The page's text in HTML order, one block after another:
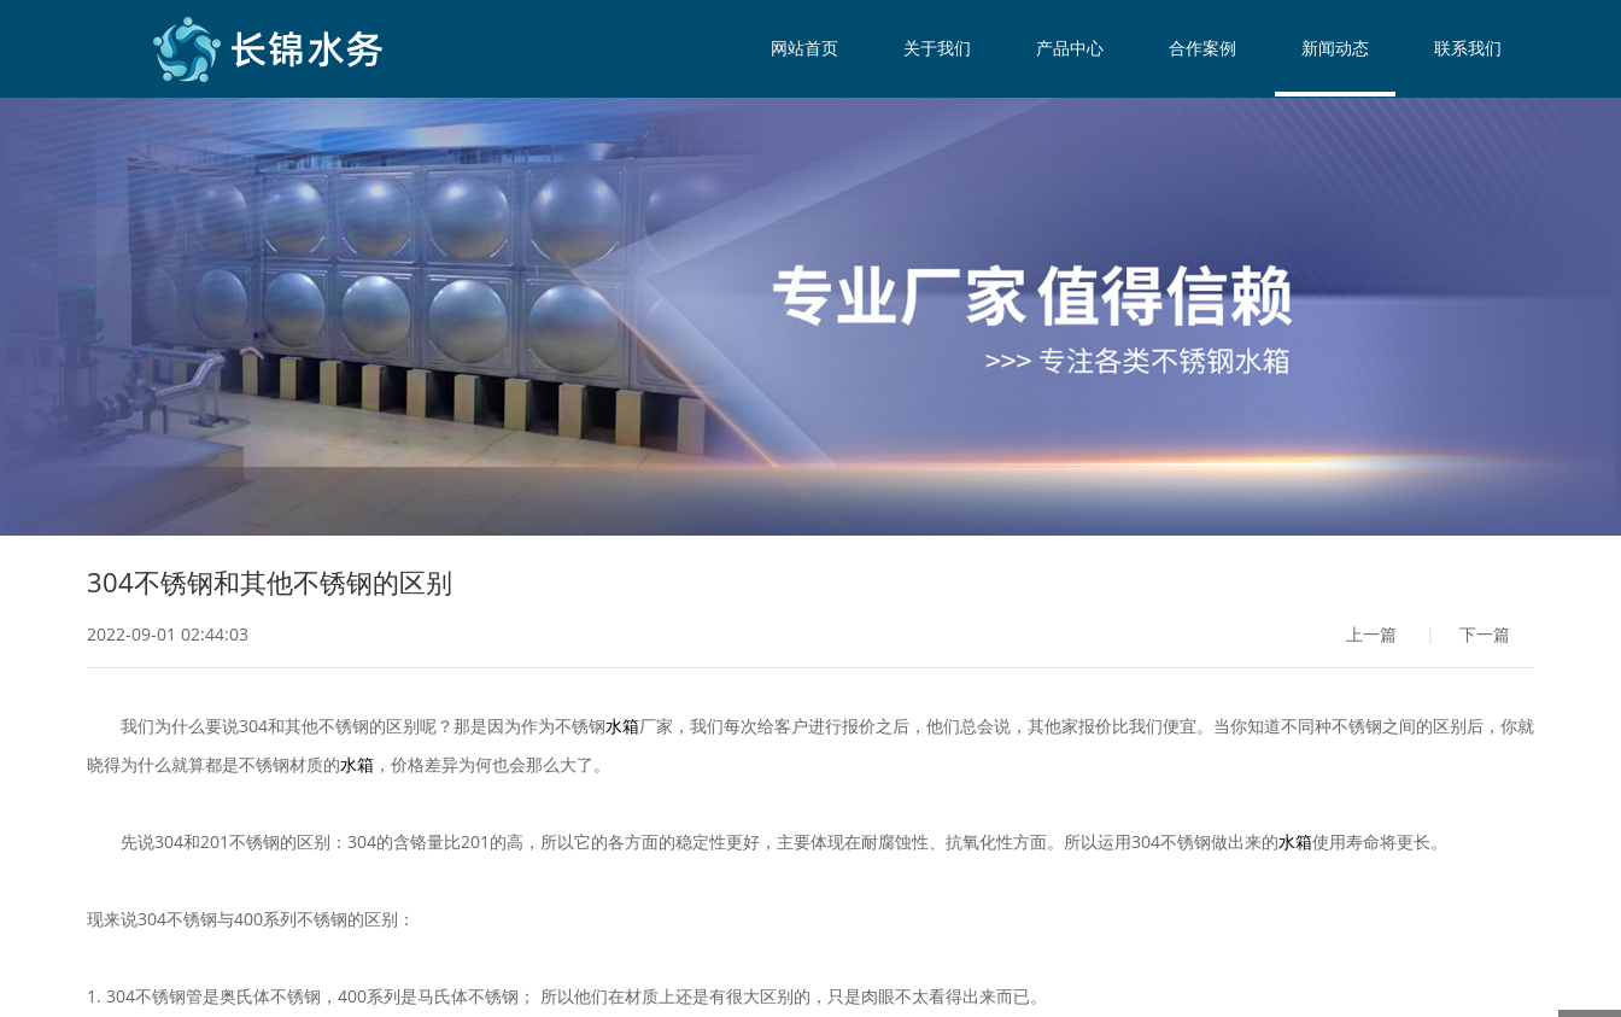
网站首页 关于我们 产品中心 合作案例 新闻动态 联系我们
304不锈钢和其他不锈钢的区别
2022-09-01 02:44:03 上一篇 | 下一篇
我们为什么要说304和其他不锈钢的区别呢？那是因为作为不锈钢水箱厂家，我们每次给客户进行报价之后，他们总会说，其他家报价比我们便宜。当你知道不同种不锈钢之间的区别后，你就
晓得为什么就算都是不锈钢材质的水箱 ，价格差异为何也会那么大了。
先说304和201不锈钢的区别：304的含铬量比201的高，所以它的各方面的稳定性更好，主要体现在耐腐蚀性、抗氧化性方面。所以运用304不锈钢做出来的水箱使用寿命将更长。
现来说304不锈钢与400系列不锈钢的区别：
1. 304不锈钢管是奥氏体不锈钢，400系列是马氏体不锈钢； 所以他们在材质上还是有很大区别的，只是肉眼不太看得出来而已。